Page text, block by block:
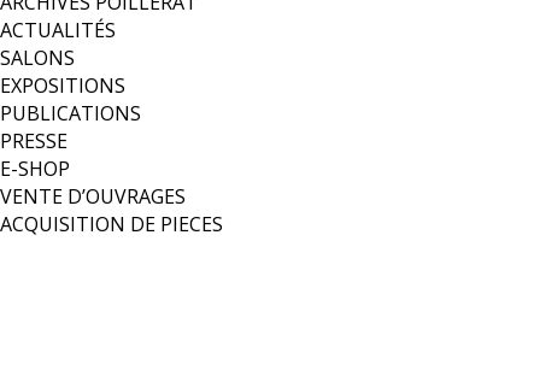
ACTUALITÉS
SALONS
EXPOSITIONS
PUBLICATIONS
PRESSE
E-SHOP
VENTE D’OUVRAGES
ACQUISITION DE PIECES